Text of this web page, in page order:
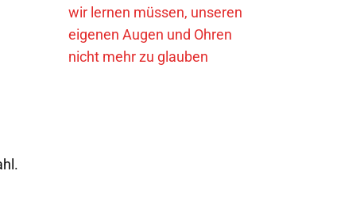
wir lernen müssen, unseren
eigenen Augen und Ohren
nicht mehr zu glauben